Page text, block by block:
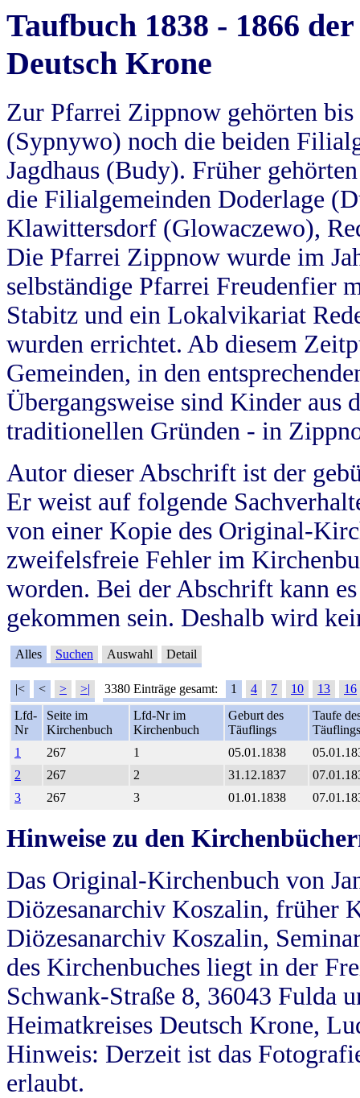
Taufbuch 1838 - 1866
Deutsch Krone
Zur Pfarrei Zippnow gehörten
(Sypnywo) noch die beiden
Jagdhaus (Budy). Früher
die Filialgemeinden Doderlage
Klawittersdorf (Glowaczewo),
Die Pfarrei Zippnow wurde im
selbständige Pfarrei Freudenfier
Stabitz und ein Lokalvikariat
wurden errichtet. Ab diesem
Gemeinden, in den
Übergangsweise sind Kinder aus
traditionellen Gründen - in
Autor dieser Abschrift ist der
Er weist auf folgende
von einer Kopie des Original-
zweifelsfreie Fehler im
worden. Bei der Abschrift kann
gekommen sein. Deshalb wird
Alles Suchen Auswahl Detail
|< < > >| 3380 Einträge gesamt: 1 4 7 10 13
16
Lfd-
Nr
Seite im
Kirchenbuch
Lfd-Nr im
Kirchenbuch
Geburt des
Täuflings
Taufe
Täuflings
1
267 1 05.01.1838
2
267 2 31.12.1837
3
267 3 01.01.1838
Hinweise zu den
Das Original-Kirchenbuch von
Diözesanarchiv Koszalin, früher
Diözesanarchiv Koszalin,
des Kirchenbuches liegt in der
Schwank-Straße 8, 36043 Fulda
Heimatkreises Deutsch Krone,
Hinweis: Derzeit ist das
erlaubt.